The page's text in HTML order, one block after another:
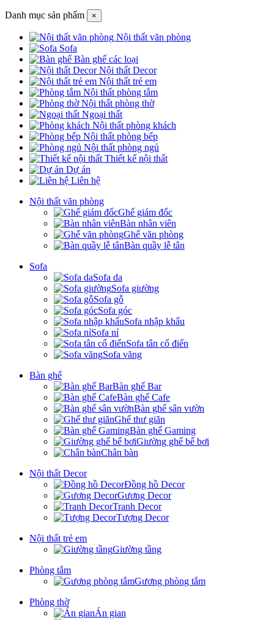
Danh mục sản phẩm ×
Nội thất văn phòng
Sofa
Bàn ghế các loại
Nội thất Decor
Nội thất trẻ em
Nội thất phòng tắm
Nội thất phòng thờ
Ngoại thất
Nội thất phòng khách
Nội thất phòng bếp
Nội thất phòng ngủ
Thiết kế nội thất
Dự án
Liên hệ
Nội thất văn phòng
Ghế giám đốc
Bàn nhân viên
Ghế văn phòng
Bàn quầy lễ tân
Sofa
Sofa da
Sofa giường
Sofa gỗ
Sofa góc
Sofa nhập khẩu
Sofa nỉ
Sofa tân cổ điển
Sofa văng
Bàn ghế
Bàn ghế Bar
Bàn ghế Cafe
Bàn ghế sân vườn
Ghế thư giãn
Bàn ghế Gaming
Giường ghế bể bơi
Chân bàn
Nội thất Decor
Đồng hồ Decor
Gương Decor
Tranh Decor
Tượng Decor
Nội thất trẻ em
Giường tầng
Phòng tắm
Gương phòng tắm
Phòng thờ
Án gian